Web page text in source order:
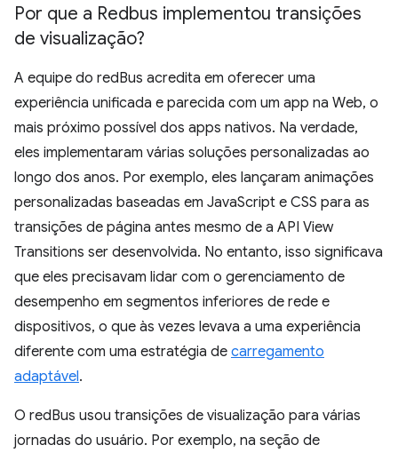
Por que a Redbus implementou transições
de visualização?
A equipe do redBus acredita em oferecer uma
experiência unificada e parecida com um app na Web, o
mais próximo possível dos apps nativos. Na verdade,
eles implementaram várias soluções personalizadas ao
longo dos anos. Por exemplo, eles lançaram animações
personalizadas baseadas em JavaScript e CSS para as
transições de página antes mesmo de a API View
Transitions ser desenvolvida. No entanto, isso significava
que eles precisavam lidar com o gerenciamento de
desempenho em segmentos inferiores de rede e
dispositivos, o que às vezes levava a uma experiência
diferente com uma estratégia de carregamento
adaptável.
O redBus usou transições de visualização para várias
jornadas do usuário. Por exemplo, na seção de